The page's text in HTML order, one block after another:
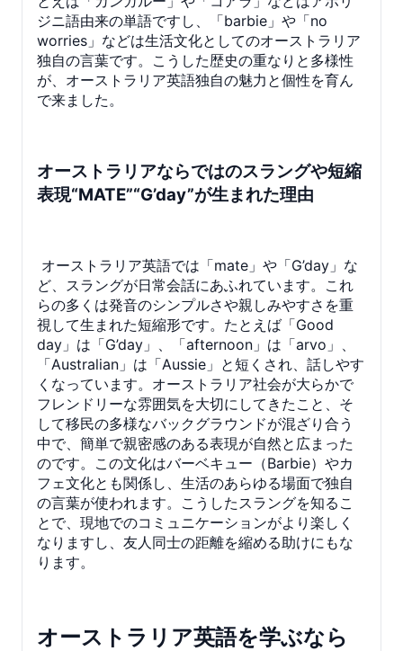
ジニ語由来の単語ですし、「barbie」や「no
worries」などは生活文化としてのオーストラリア
独自の言葉です。こうした歴史の重なりと多様性
が、オーストラリア英語独自の魅力と個性を育ん
で来ました。
オーストラリアならではのスラングや短縮
表現“MATE”“G’day”が生まれた理由
オーストラリア英語では「mate」や「G’day」な
ど、スラングが日常会話にあふれています。これ
らの多くは発音のシンプルさや親しみやすさを重
視して生まれた短縮形です。たとえば「Good
day」は「G’day」、「afternoon」は「arvo」、
「Australian」は「Aussie」と短くされ、話しやす
くなっています。オーストラリア社会が大らかで
フレンドリーな雰囲気を大切にしてきたこと、そ
して移民の多様なバックグラウンドが混ざり合う
中で、簡単で親密感のある表現が自然と広まった
のです。この文化はバーベキュー（Barbie）やカ
フェ文化とも関係し、生活のあらゆる場面で独自
の言葉が使われます。こうしたスラングを知るこ
とで、現地でのコミュニケーションがより楽しく
なりますし、友人同士の距離を縮める助けにもな
ります。
オーストラリア英語を学ぶなら